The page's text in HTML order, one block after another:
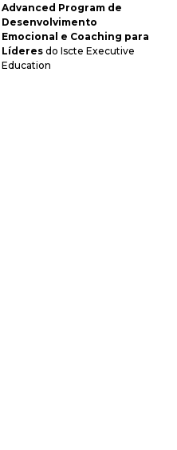
Advanced Program de
Desenvolvimento
Emocional e Coaching para
Líderesdo Iscte Executive
Education